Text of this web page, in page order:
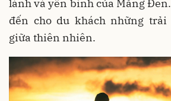
lành và yên bình của Măng
đến cho du khách những
giữa thiên nhiên.